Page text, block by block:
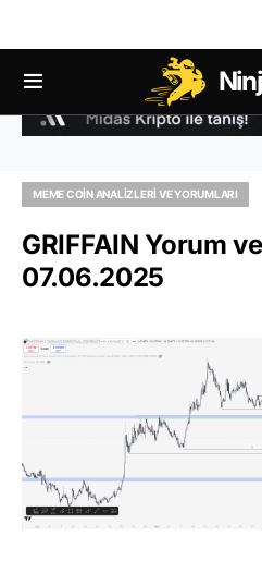
MEME COIN ANALIZLERI VE YORUMLARI
GRIFFAIN Yorum
07.06.2025